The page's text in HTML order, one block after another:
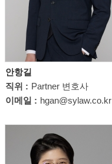
안항길
직위 : Partner 변호사
이메일 : hgan@sylaw.co.kr